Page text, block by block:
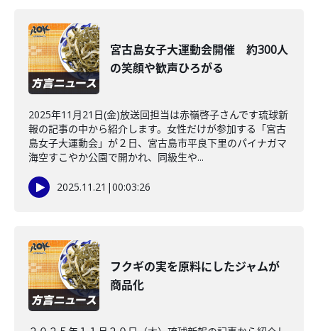
宮古島女子大運動会開催 約300人
の笑顔や歓声ひろがる
2025年11月21日(金)放送回担当は赤嶺啓子さんです琉球新
報の記事の中から紹介します。女性だけが参加する「宮古
島女子大運動会」が２日、宮古島市平良下里のパイナガマ
海空すこやか公園で開かれ、同級生や...
2025.11.21 |00:03:26
フクギの実を原料にしたジャムが
商品化